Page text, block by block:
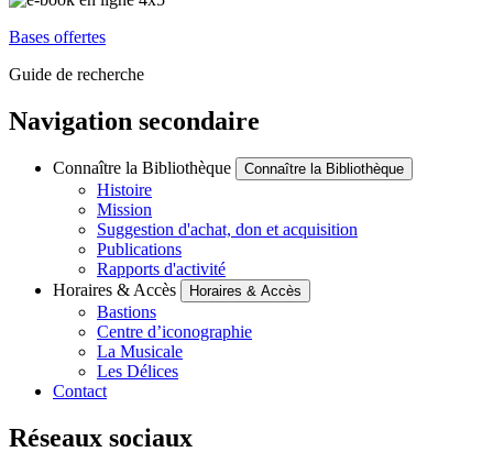
Bases offertes
Guide de recherche
Navigation secondaire
Connaître la Bibliothèque Connaître la Bibliothèque
Histoire
Mission
Suggestion d'achat, don et acquisition
Publications
Rapports d'activité
Horaires & Accès
Horaires & Accès
Bastions
Centre d’iconographie
La Musicale
Les Délices
Contact
Réseaux sociaux